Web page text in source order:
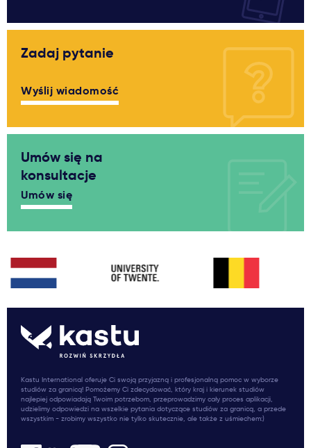
Zadaj pytanie
Wyślij wiadomość
Umów się na
konsultacje
Umów się
Kastu International oferuje Ci swoją przyjazną i profesjonalną pomoc w wyborze
studiów za granicą! Pomożemy Ci zdecydować, który kraj i kierunek studiów
najlepiej odpowiadają Twoim potrzebom, przeprowadzimy cały proces aplikacji,
udzielimy odpowiedzi na wszelkie pytania dotyczące studiów za granicą, a przede
wszystkim - zrobimy wszystko nie tylko skutecznie, ale także z uśmiechem:)